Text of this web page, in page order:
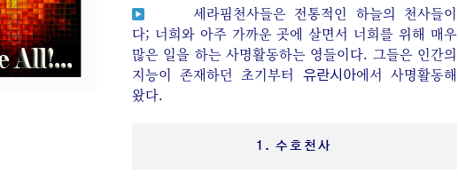
세라핌천사들은 전통적인 하늘의 천사들이
다; 너희와 아주 가까운 곳에 살면서 너희를 위해 매우
많은 일을 하는 사명활동하는 영들이다. 그들은 인간의
지능이 존재하던 초기부터
유란시아에서 사명활동해
왔다.
1. 수호천사